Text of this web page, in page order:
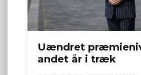
Uændret
andet år i træk